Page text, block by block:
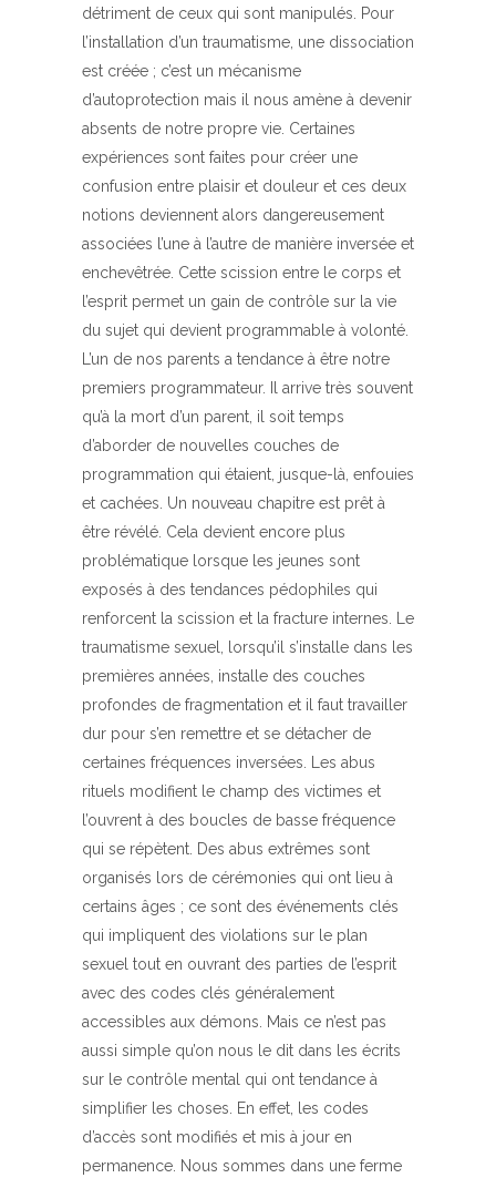
détriment de ceux qui sont manipulés. Pour
l’installation d’un traumatisme, une dissociation
est créée ; c’est un mécanisme
d’autoprotection mais il nous amène à devenir
absents de notre propre vie. Certaines
expériences sont faites pour créer une
confusion entre plaisir et douleur et ces deux
notions deviennent alors dangereusement
associées l’une à l’autre de manière inversée et
enchevêtrée. Cette scission entre le corps et
l’esprit permet un gain de contrôle sur la vie
du sujet qui devient programmable à volonté.
L’un de nos parents a tendance à être notre
premiers programmateur. Il arrive très souvent
qu’à la mort d’un parent, il soit temps
d’aborder de nouvelles couches de
programmation qui étaient, jusque-là, enfouies
et cachées. Un nouveau chapitre est prêt à
être révélé. Cela devient encore plus
problématique lorsque les jeunes sont
exposés à des tendances pédophiles qui
renforcent la scission et la fracture internes. Le
traumatisme sexuel, lorsqu’il s’installe dans les
premières années, installe des couches
profondes de fragmentation et il faut travailler
dur pour s’en remettre et se détacher de
certaines fréquences inversées. Les abus
rituels modifient le champ des victimes et
l’ouvrent à des boucles de basse fréquence
qui se répètent. Des abus extrêmes sont
organisés lors de cérémonies qui ont lieu à
certains âges ; ce sont des événements clés
qui impliquent des violations sur le plan
sexuel tout en ouvrant des parties de l’esprit
avec des codes clés généralement
accessibles aux démons. Mais ce n’est pas
aussi simple qu’on nous le dit dans les écrits
sur le contrôle mental qui ont tendance à
simplifier les choses. En effet, les codes
d’accès sont modifiés et mis à jour en
permanence. Nous sommes dans une ferme